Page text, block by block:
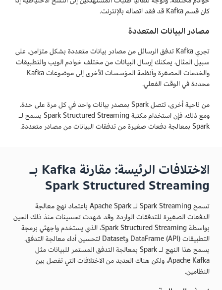
كان قسم Kafka قد فقد اتصاله بالإنترنت.
مصادر البيانات المتعددة
تجري Kafka تدفق الرسائل من مصادر بيانات متعددة بشكل متزامن. على
سبيل المثال، يمكنك إرسال البيانات من مختلف خوادم الويب والتطبيقات
والخدمات المصغرة وأنظمة المؤسسات الأخرى إلى موضوعات Kafka
محددة في الوقت الفعلي.
من ناحية أخرى، تتصل Spark بمصدر بيانات واحد في كل مرة على حدة.
ومع ذلك، فإن استخدام مكتبة Spark Structured Streaming يسمح لـ
Spark بمعالجة دفعات صغيرة من تدفقات البيانات من مصادر متعددة.
الاختلافات الرئيسة: مقارنة Kafka بـ
Spark Structured Streaming
تسمح Spark Streaming لـ Apache Spark باعتماد نهج معالجة
الدفعات الصغيرة للتدفقات الواردة. وقد شهدت تحسينات منذ ذلك الحين
بواسطة Spark Structured Streaming، الذي يستخدم واجهتَي برمجة
التطبيقات (API) DataFrame وDataset لتحسين أداء معالجة التدفق.
يسمح هذا النهج لـ Spark بمعالجة التدفق المستمر للبيانات مثل
Apache Kafka، ولكن هناك العديد من الاختلافات التي تفصل بين
النظامين.